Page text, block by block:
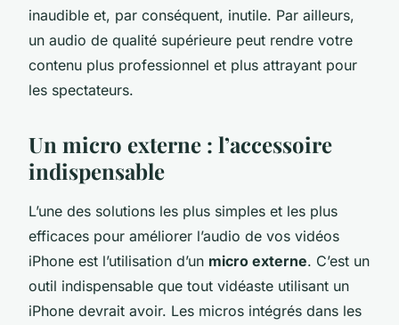
inaudible et, par conséquent, inutile. Par ailleurs,
un audio de qualité supérieure peut rendre votre
contenu plus professionnel et plus attrayant pour
les spectateurs.
Un micro externe : l’accessoire
indispensable
L’une des solutions les plus simples et les plus
efficaces pour améliorer l’audio de vos vidéos
iPhone est l’utilisation d’un micro externe. C’est un
outil indispensable que tout vidéaste utilisant un
iPhone devrait avoir. Les micros intégrés dans les